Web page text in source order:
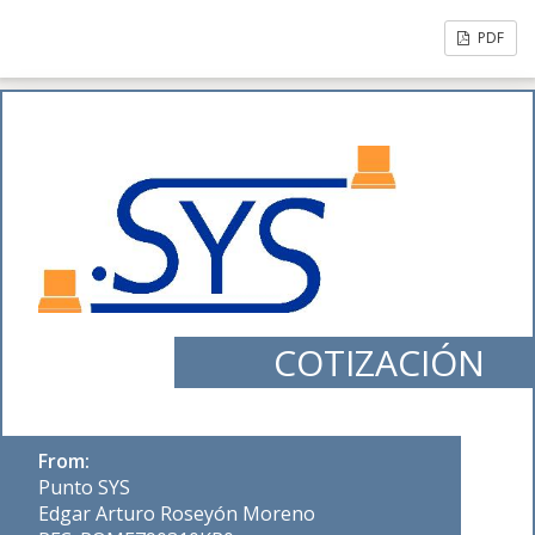
PDF
COTIZACIÓN
From:
Punto SYS
Edgar Arturo Roseyón Moreno